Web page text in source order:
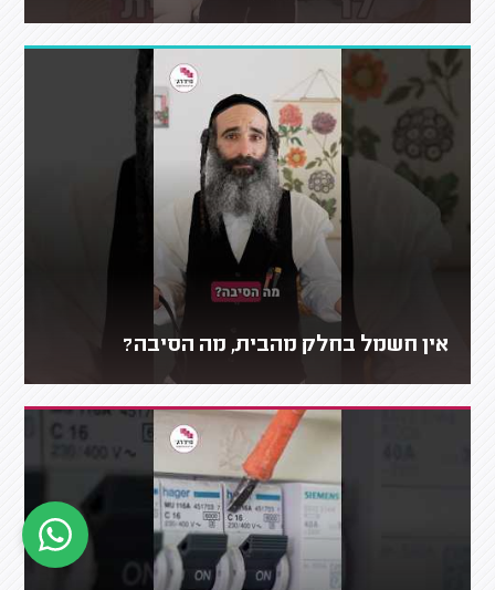
אין חשמל בחלק מהבית, מה הסיבה?